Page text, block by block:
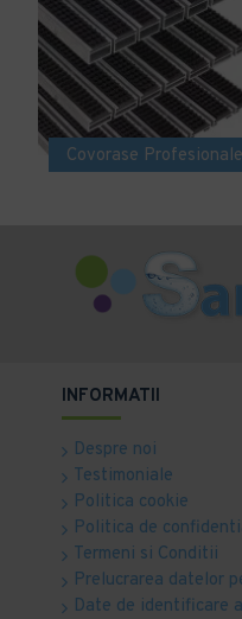
Covorase Profesionale
INFORMATII
Despre noi
Testimoniale
Politica cookie
Politica de
Termeni si Conditii
Prelucrarea datelor
Date de identificare